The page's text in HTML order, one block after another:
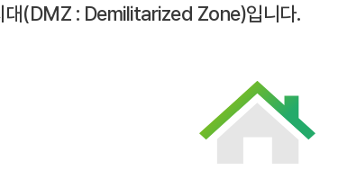
대(DMZ : Demilitarized Zone)입니다.